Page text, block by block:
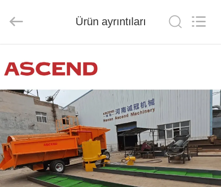
S
HAKKIMIZDA
FABRIKA
TURU
Co.,
Reserved.
Ürün ayrıntıları